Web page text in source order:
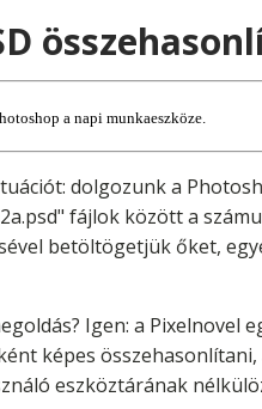
a napi munkaeszköze.
dolgozunk a
fájlok között a
betöltögetjük őket,
Igen: a Pixelnovel
képes
eszköztárának